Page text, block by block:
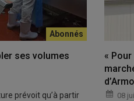
dans le Morbihan : « En traitant
Le Gal a depuis plusieurs
ses volumes
prévoit qu’à partir
«
08